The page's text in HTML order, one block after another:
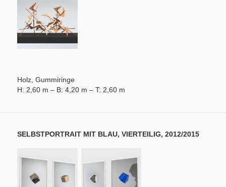
Holz, Gummiringe
H: 2,60 m – B: 4,20 m – T: 2,60 m
SELBSTPORTRAIT MIT BLAU, VIERTEILIG, 2012/2015